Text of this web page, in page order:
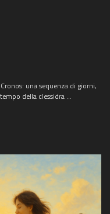
una sequenza di giorni,
della clessidra ...